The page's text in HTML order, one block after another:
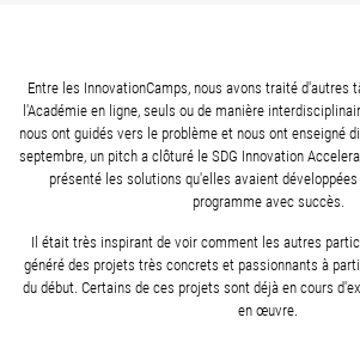
Entre les InnovationCamps, nous avons traité d'autres
l'Académie en ligne, seuls ou de manière
nous ont guidés vers le problème et nous ont enseigné
septembre, un pitch a clôturé le SDG Innovation
présenté les solutions qu'elles avaient
programme avec succès.
Il était très inspirant de voir comment les autres
généré des projets très concrets et passionnants à
du début. Certains de ces projets sont déjà en cours
en œuvre.